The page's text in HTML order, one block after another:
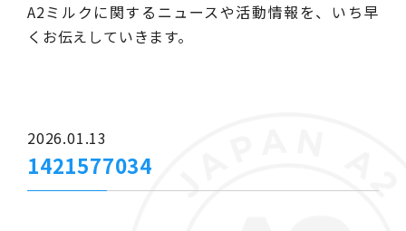
A2ミルクに関するニュースや活動情報を、いち早
くお伝えしていきます。
2026.01.13
1421577034